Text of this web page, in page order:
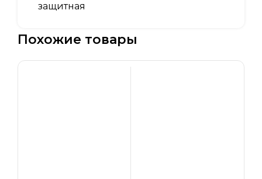
защитная
Похожие товары